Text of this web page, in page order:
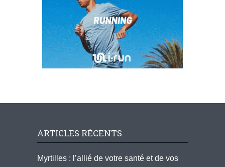
ARTICLES RÉCENTS
Myrtilles : l’allié de votre santé et de vos